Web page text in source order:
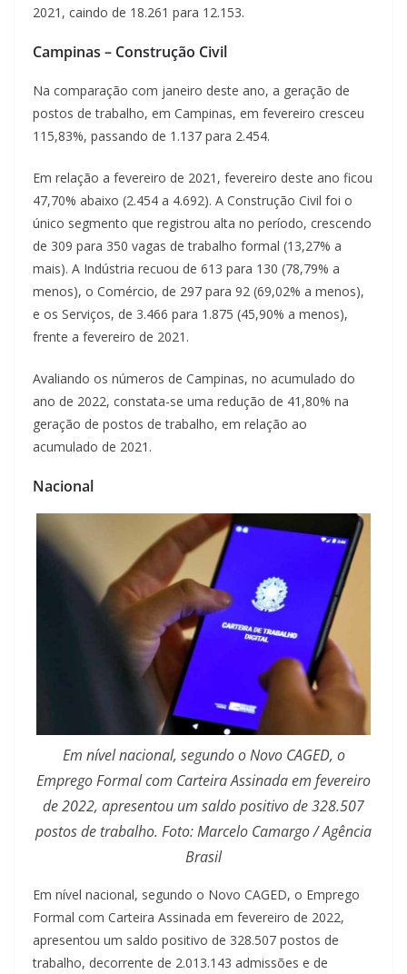
2021, caindo de 18.261 para 12.153.
Campinas – Construção Civil
Na comparação com janeiro deste ano, a geração de
postos de trabalho, em Campinas, em fevereiro cresceu
115,83%, passando de 1.137 para 2.454.
Em relação a fevereiro de 2021, fevereiro deste ano ficou
47,70% abaixo (2.454 a 4.692). A Construção Civil foi o
único segmento que registrou alta no período, crescendo
de 309 para 350 vagas de trabalho formal (13,27% a
mais). A Indústria recuou de 613 para 130 (78,79% a
menos), o Comércio, de 297 para 92 (69,02% a menos),
e os Serviços, de 3.466 para 1.875 (45,90% a menos),
frente a fevereiro de 2021.
Avaliando os números de Campinas, no acumulado do
ano de 2022, constata-se uma redução de 41,80% na
geração de postos de trabalho, em relação ao
acumulado de 2021.
Nacional
Em nível nacional, segundo o Novo CAGED, o
Emprego Formal com Carteira Assinada em fevereiro
de 2022, apresentou um saldo positivo de 328.507
postos de trabalho. Foto: Marcelo Camargo / Agência
Brasil
Em nível nacional, segundo o Novo CAGED, o Emprego
Formal com Carteira Assinada em fevereiro de 2022,
apresentou um saldo positivo de 328.507 postos de
trabalho, decorrente de 2.013.143 admissões e de